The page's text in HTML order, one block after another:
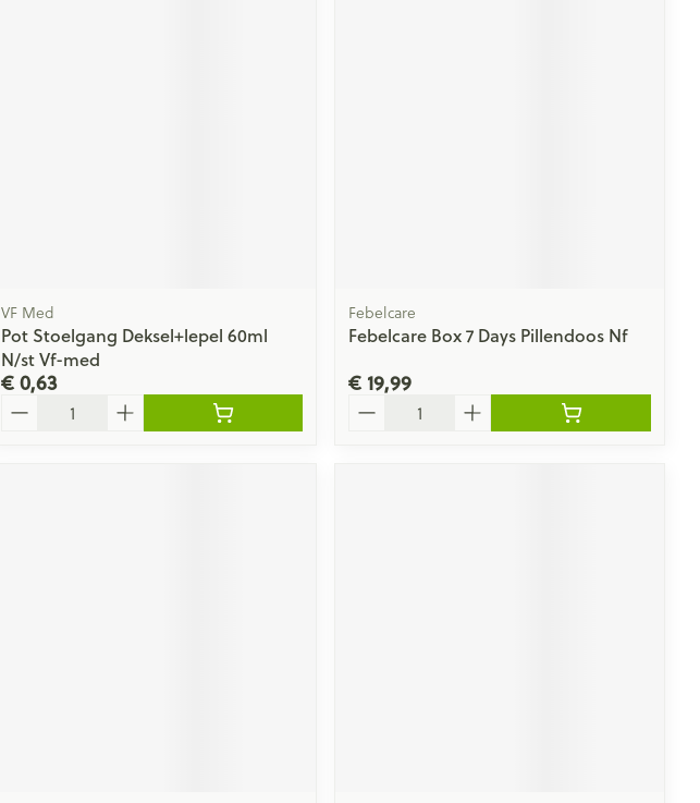
VF Med
Pot Stoelgang Deksel+lepel 60ml
N/st Vf-med
€ 0,63
Febelcare
Febelcare Box 7 Days Pillendoos Nf
€ 19,99